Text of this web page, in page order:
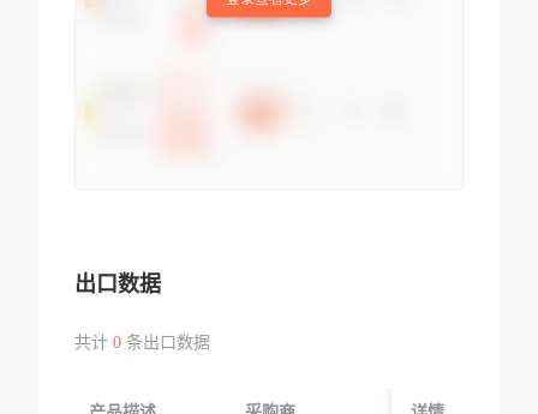
出口数据
共计 0条出口数据